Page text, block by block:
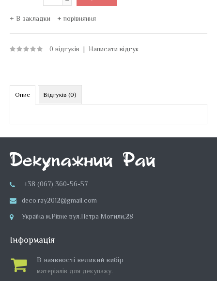
В закладки порівняння
0 відгуків | Написати відгук
Опис Відгуків (0)
+38 (067) 360-56-57
deco.ray2012@gmail.com
Україна м.Рівне вул.Петра Могили,28
Інформація
В наявності великий вибір
матеріалів для декупажу.